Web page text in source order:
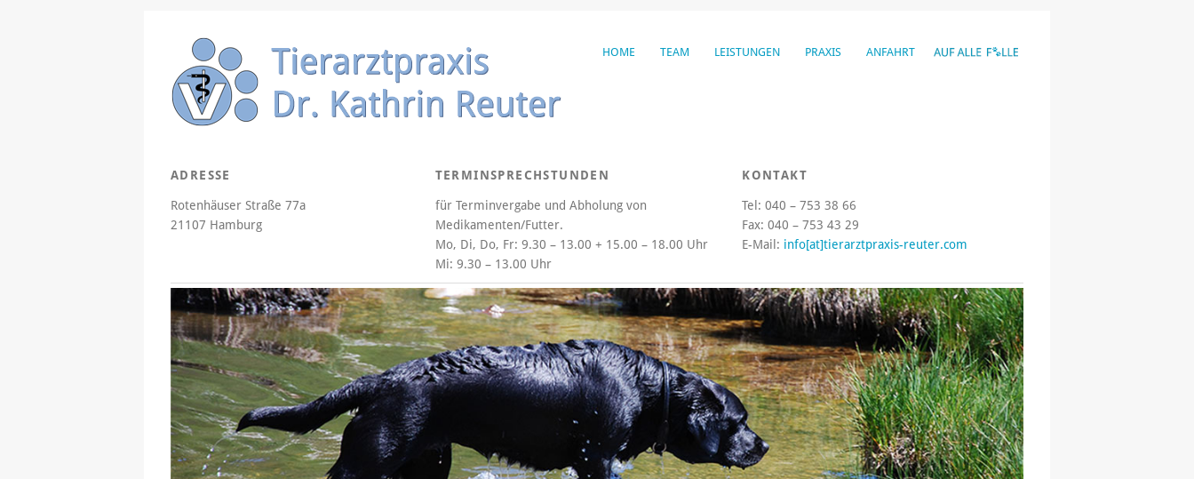
HOME TEAM LEISTUNGEN PRAXIS ANFAHRT
ADRESSE
Rotenhäuser Straße 77a
21107 Hamburg
TERMINSPRECHSTUNDEN
für Terminvergabe und Abholung von
Medikamenten/Futter.
Mo, Di, Do, Fr: 9.30 – 13.00 + 15.00 – 18.00 Uhr
Mi: 9.30 – 13.00 Uhr
KONTAKT
Tel: 040 – 753 38 66
Fax: 040 – 753 43 29
E-Mail: info[at]tierarztpraxis-reuter.com